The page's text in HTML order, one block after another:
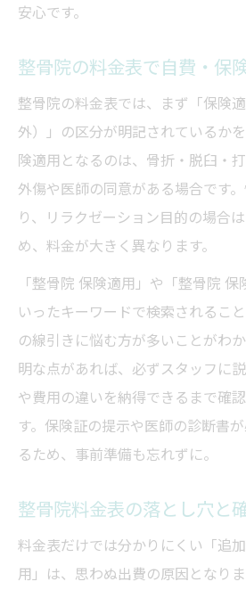
安心です。
整骨院の料金表で自費・保
整骨院の料金表では、まず「保険
外）」の区分が明記されているか
険適用となるのは、骨折・脱臼・
外傷や医師の同意がある場合です
り、リラクゼーション目的の場合
め、料金が大きく異なります。
「整骨院 保険適用」や「整骨院
いったキーワードで検索されるこ
の線引きに悩む方が多いことがわ
明な点があれば、必ずスタッフに
や費用の違いを納得できるまで確
す。保険証の提示や医師の診断書
るため、事前準備も忘れずに。
整骨院料金表の落とし穴と
料金表だけでは分かりにくい「追
用」は、思わぬ出費の原因となり